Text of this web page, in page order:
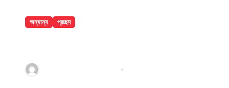
অন্যান্য প্রচ্ছদ